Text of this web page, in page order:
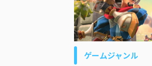
ゲームジャンル